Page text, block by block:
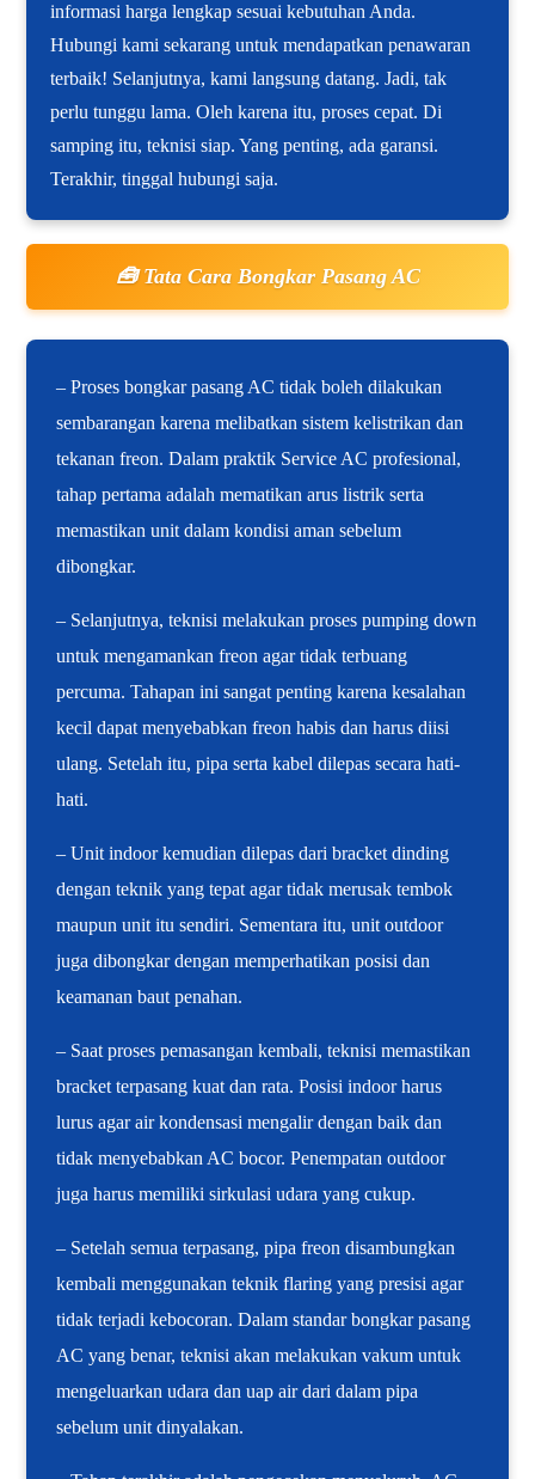
informasi harga lengkap sesuai kebutuhan Anda.
Hubungi kami sekarang untuk mendapatkan penawaran
terbaik! Selanjutnya, kami langsung datang. Jadi, tak
perlu tunggu lama. Oleh karena itu, proses cepat. Di
samping itu, teknisi siap. Yang penting, ada garansi.
Terakhir, tinggal hubungi saja.
🧰 Tata Cara Bongkar Pasang AC
– Proses bongkar pasang AC tidak boleh dilakukan
sembarangan karena melibatkan sistem kelistrikan dan
tekanan freon. Dalam praktik Service AC profesional,
tahap pertama adalah mematikan arus listrik serta
memastikan unit dalam kondisi aman sebelum
dibongkar.
– Selanjutnya, teknisi melakukan proses pumping down
untuk mengamankan freon agar tidak terbuang
percuma. Tahapan ini sangat penting karena kesalahan
kecil dapat menyebabkan freon habis dan harus diisi
ulang. Setelah itu, pipa serta kabel dilepas secara hati-
hati.
– Unit indoor kemudian dilepas dari bracket dinding
dengan teknik yang tepat agar tidak merusak tembok
maupun unit itu sendiri. Sementara itu, unit outdoor
juga dibongkar dengan memperhatikan posisi dan
keamanan baut penahan.
– Saat proses pemasangan kembali, teknisi memastikan
bracket terpasang kuat dan rata. Posisi indoor harus
lurus agar air kondensasi mengalir dengan baik dan
tidak menyebabkan AC bocor. Penempatan outdoor
juga harus memiliki sirkulasi udara yang cukup.
– Setelah semua terpasang, pipa freon disambungkan
kembali menggunakan teknik flaring yang presisi agar
tidak terjadi kebocoran. Dalam standar bongkar pasang
AC yang benar, teknisi akan melakukan vakum untuk
mengeluarkan udara dan uap air dari dalam pipa
sebelum unit dinyalakan.